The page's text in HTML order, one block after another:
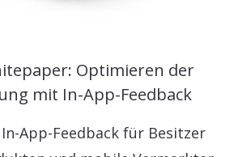
Optimieren der
mit In-App-Feedback
App-Feedback für Besitzer